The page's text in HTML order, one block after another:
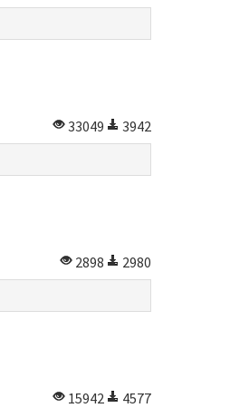
33049
3942
2898
2980
15942
4577